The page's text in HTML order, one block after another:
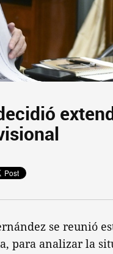
se reunió
para analizar la